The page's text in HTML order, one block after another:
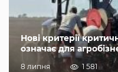
Нові критерії
означає для
8 липня 1 581